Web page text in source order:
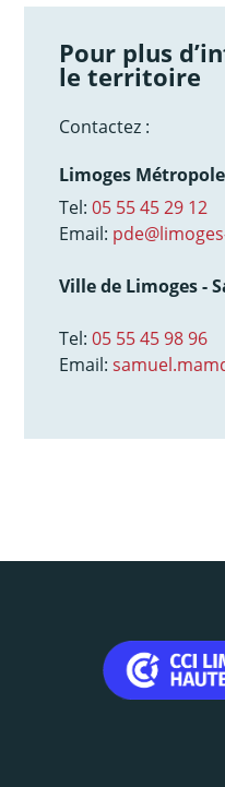
Pour plus
le territoire
Contactez :
Limoges Métropole
Tel:05 55 45 29 12
Email:
Ville de Limoges -
Tel:05 55 45 98 96
Email: